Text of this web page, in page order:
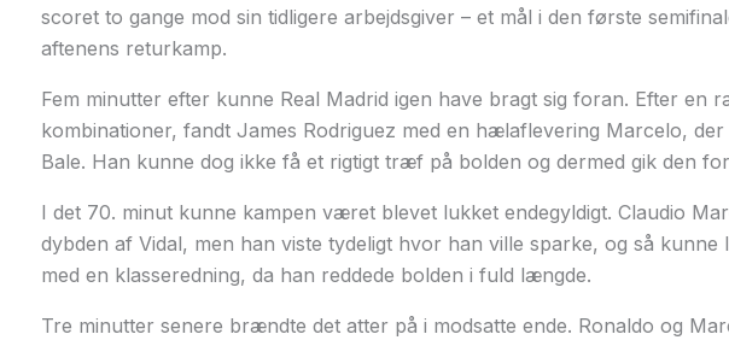
scoret to gange mod sin tidligere arbejdsgiver – et mål i den første
aftenens returkamp.
Fem minutter efter kunne Real Madrid igen have bragt sig foran. Efter en
kombinationer, fandt James Rodriguez med en hælaflevering Marcelo, der
Bale. Han kunne dog ikke få et rigtigt træf på bolden og dermed gik den
I det 70. minut kunne kampen været blevet lukket endegyldigt. Claudio
dybden af Vidal, men han viste tydeligt hvor han ville sparke, og så kunne
med en klasseredning, da han reddede bolden i fuld længde.
Tre minutter senere brændte det atter på i modsatte ende. Ronaldo og